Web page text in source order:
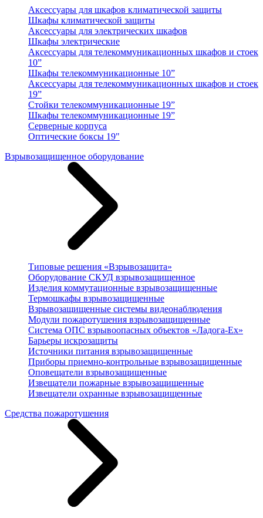
Аксессуары для шкафов климатической защиты
Шкафы климатической защиты
Аксессуары для электрических шкафов
Шкафы электрические
Аксессуары для телекоммуникационных шкафов и стоек
10”
Шкафы телекоммуникационные 10”
Аксессуары для телекоммуникационных шкафов и стоек
19”
Стойки телекоммуникационные 19”
Шкафы телекоммуникационные 19”
Серверные корпуса
Оптические боксы 19"
Взрывозащищенное оборудование
Типовые решения «Взрывозащита»
Оборудование СКУД взрывозащищенное
Изделия коммутационные взрывозащищенные
Термошкафы взрывозащищенные
Взрывозащищенные системы видеонаблюдения
Модули пожаротушения взрывозащищенные
Система ОПС взрывоопасных объектов «Ладога-Ex»
Барьеры искрозащиты
Источники питания взрывозащищенные
Приборы приемно-контрольные взрывозащищенные
Оповещатели взрывозащищенные
Извещатели пожарные взрывозащищенные
Извещатели охранные взрывозащищенные
Средства пожаротушения